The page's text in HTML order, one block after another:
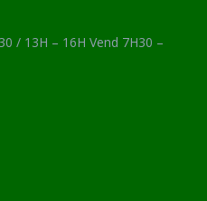
/ 13H – 16H Vend 7H30 –